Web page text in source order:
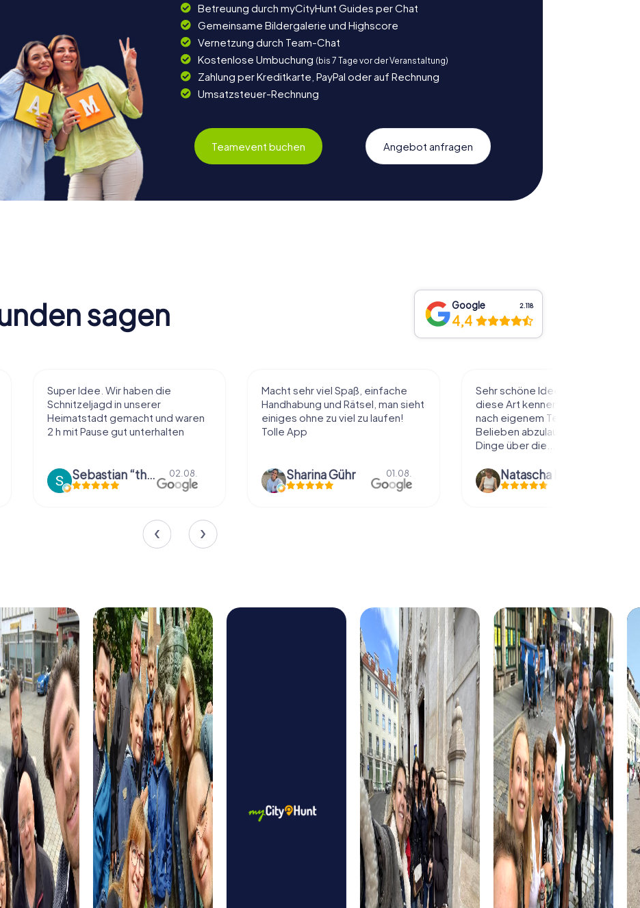
Betreuung durch myCityHunt Guides per Chat
Gemeinsame Bildergalerie und Highscore
Vernetzung durch Team-Chat
Kostenlose Umbuchung (bis 7 Tage vor der Veranstaltung)
Zahlung per Kreditkarte, PayPal oder auf Rechnung
Umsatzsteuer-Rechnung
Teamevent buchen Angebot anfragen
sagen Google 2.118
4,4
Super Idee. Wir haben die
Schnitzeljagd in unserer
Heimatstadt gemacht und waren
2 h mit Pause gut unterhalten
Sebastian “the sleeping Boxer Dog” Röhner 02.08.
Macht sehr viel Spaß, einfache
Handhabung und Rätsel, man sieht
einiges ohne zu viel zu laufen!
Tolle App
Sharina Gühr 01.08.
Sehr schöne Idee die Stadt auf
diese Art kennenzulernen. Alles
nach eigenem Tempo und
Belieben abzulaufen und dabei
Dinge über die...